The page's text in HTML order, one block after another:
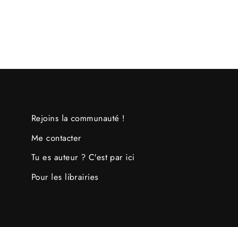
Rejoins la communauté !
Me contacter
Tu es auteur ? C'est par ici
Pour les librairies